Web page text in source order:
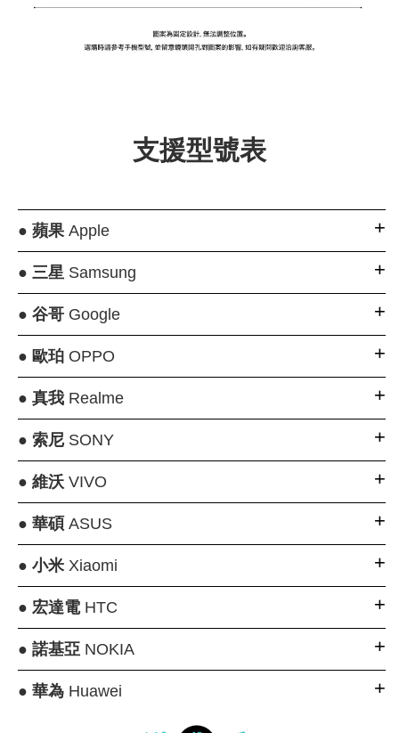
+NT$ 159
-
支援型號表
● 蘋果Apple
● 三星Samsung
● 谷哥Google
● 歐珀OPPO
● 真我Realme
● 索尼SONY
● 維沃VIVO
● 華碩 ASUS
● 小米Xiaomi
● 宏達電HTC
● 諾基亞NOKIA
● 華為Huawei